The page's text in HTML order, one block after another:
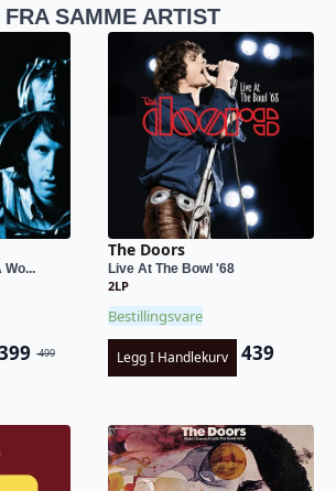
SAMME ARTIST
Wo...
499
499.
399.
The Doors
Live At The Bowl '68
2LP
Bestillingsvare
Legg I Handlekurv 439